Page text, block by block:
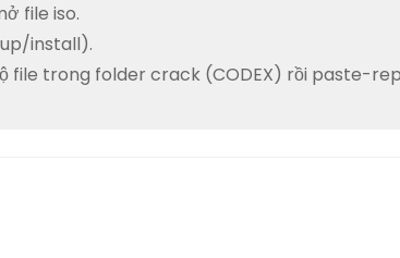
file iso.
install).
file trong folder crack (CODEX) rồi paste-